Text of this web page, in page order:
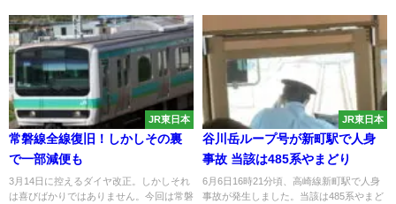
JR東日本
常磐線全線復旧！しかしその裏
で一部減便も
3月14日に控えるダイヤ改正。しかしそれ
は喜びばかりではありません。今回は常磐
JR東日本
谷川岳ループ号が新町駅で人身
事故 当該は485系やまどり
6月6日16時21分頃、高崎線新町駅で人身
事故が発生しました。当該は485系やまど